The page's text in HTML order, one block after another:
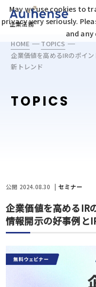
企業法務
HOME
TOPICS
企業価値を高めるIRのポイン
新トレンド
TOPICS
公開 2024.08.30 セミナー
企業価値を高めるIR
情報開示の好事例と
May we use cookies to
privacy very seriously.
and any